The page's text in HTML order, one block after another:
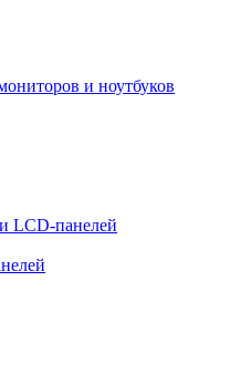
и ноутбуков
LCD-панелей